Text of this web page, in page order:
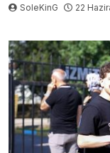
SoleKinG 22